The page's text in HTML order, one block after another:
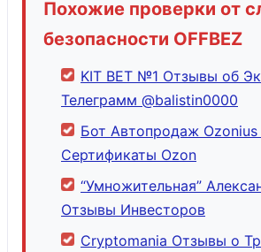
Похожие проверки от
безопасности OFFBEZ
KIT BET №1 Отзывы об
Телеграмм @balistin0000
Бот Автопродаж
Сертификаты Ozon
“Умножительная”
Отзывы Инвесторов
Cryptomania Отзывы о